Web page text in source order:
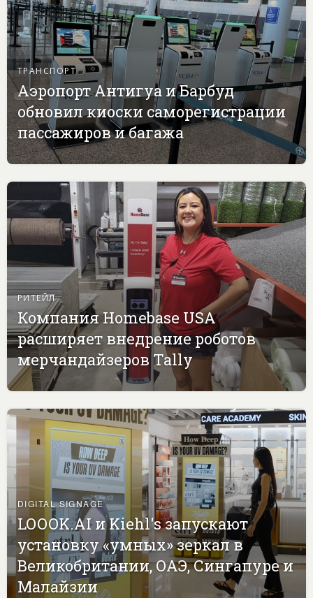
ТРАНСПОРТ
Аэропорт Антигуа и Барбуд
обновил киоски саморегистрации
пассажиров и багажа
РИТЕЙЛ
Компания Homebase USA
расширяет внедрение роботов
мерчандайзеров Tally
DIGITAL SIGNAGE
LOOOK.AI и Kiehl's запускают
установку «умных» зеркал в
Великобритании, ОАЭ, Сингапуре и
Малайзии